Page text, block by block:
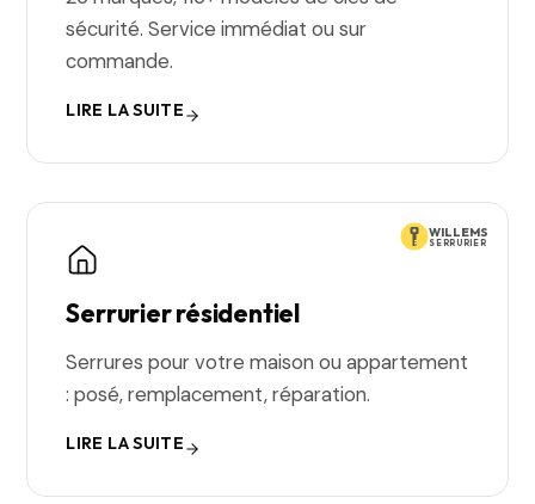
sécurité. Service immédiat ou sur
commande.
LIRE LA SUITE
WILLEMS
SERRURIER
Serrurier résidentiel
Serrures pour votre maison ou appartement
: posé, remplacement, réparation.
LIRE LA SUITE